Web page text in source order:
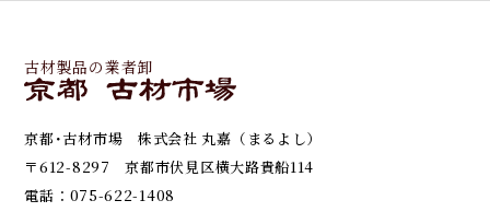
古材製品の業者卸
京都･古材市場 株式会社 丸嘉（まるよし）
〒612-8297 京都市伏見区横大路貴船114
電話： 075-622-1408